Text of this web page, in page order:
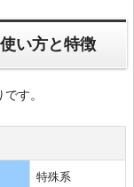
い方と特徴
す。
特殊系